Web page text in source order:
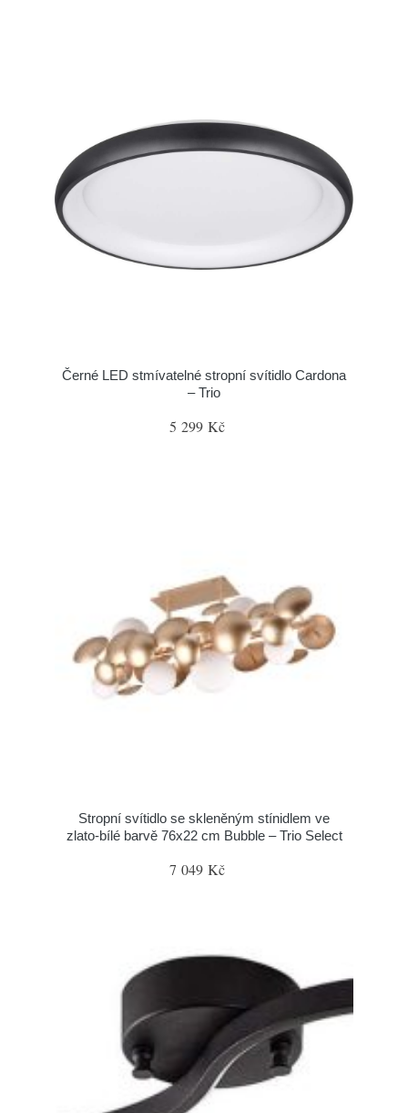
Černé LED stmívatelné stropní svítidlo Cardona
– Trio
5 299 Kč
Stropní svítidlo se skleněným stínidlem ve
zlato-bílé barvě 76x22 cm Bubble – Trio Select
7 049 Kč